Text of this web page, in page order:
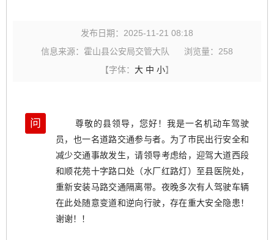
发布日期：2025-11-21 08:18
信息来源：霍山县公安局交管大队
浏览量： 258
【字体： 大 中 小】
问
尊敬的县领导，您好！我是一名机动车驾驶
员，也一名道路交通参与者。为了市民出行安全和
减少交通事故发生，请领导考虑给，迎驾大道西段
和顺花苑十字路口处（水厂红路灯）至县医院处，
重新安装马路交通隔离带。夜晚多次有人驾驶车辆
在此处随意变道和逆向行驶，存在重大安全隐患！
谢谢！！